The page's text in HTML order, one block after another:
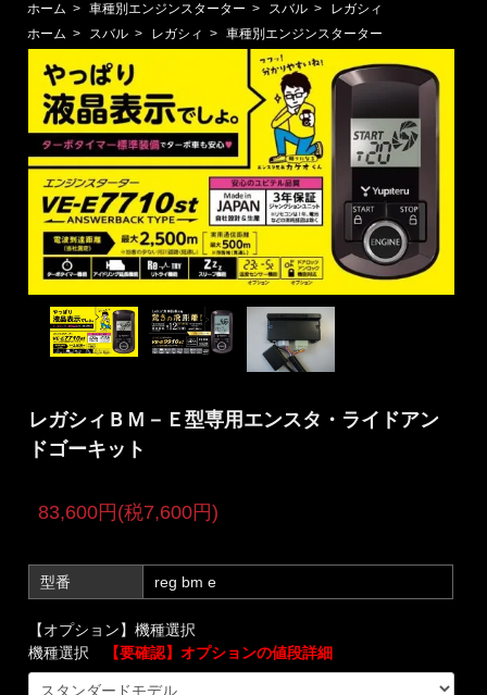
ホーム > 車種別エンジンスターター > スバル >
レガシィ
ホーム > スバル > レガシィ > 車種別エンジンスターター
レガシィＢＭ－Ｅ型専用エンスタ・ライドアン
ドゴーキット
83,600円(税7,600円)
型番 reg bm e
【オプション】機種選択
機種選択
【要確認】オプションの値段詳細